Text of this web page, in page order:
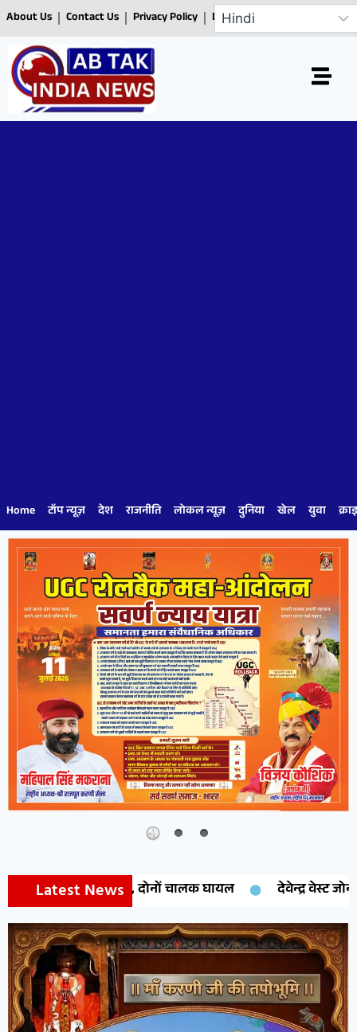
About Us Contact Us Privacy Policy Disclaimer
Home टॉप न्यूज़ देश राजनीति लोकल न्यूज़ दुनिया खेल युवा
Latest News
दोनों चालक घायल देवेन्द्र वेस्ट जोन प्रेसीडेंट